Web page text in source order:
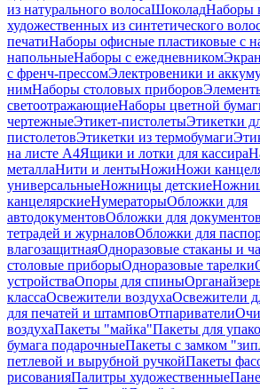
из натурального волосаШоколадНаборы
художественных из синтетического
печатиНаборы офисные пластиковые с
напольныеНаборы с ежедневником
с френч-прессомЭлектровеники и
нимНаборы столовых приборов
светоотражающиеНаборы цветной
чертежныеЭтикет-пистолетыЭтикетки
пистолетовЭтикетки из термобумаги
на листе А4Ящики и лотки для кассира
металлаНити и лентыНожиНожи
универсальныеНожницы детские
канцелярскиеНумераторыОбложки для
автодокументовОбложки для документов
тетрадей и журналовОбложки для
влагозащитнаяОдноразовые стаканы и
столовые приборыОдноразовые тарелки
устройстваОпоры для спины
классаОсвежители воздухаОсвежители
для печатей и штамповОтпариватели
воздухаПакеты "майка"Пакеты для
бумага подарочныеПакеты с замком
петлевой и вырубной ручкойПакеты
рисованияПалитры художественные